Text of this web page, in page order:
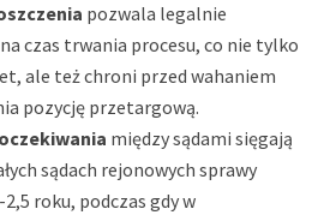
pozwala legalnie
czas trwania procesu, co nie tylko
ale też chroni przed wahaniem
pozycję przetargową.
między sądami sięgają
sądach rejonowych sprawy
roku, podczas gdy w